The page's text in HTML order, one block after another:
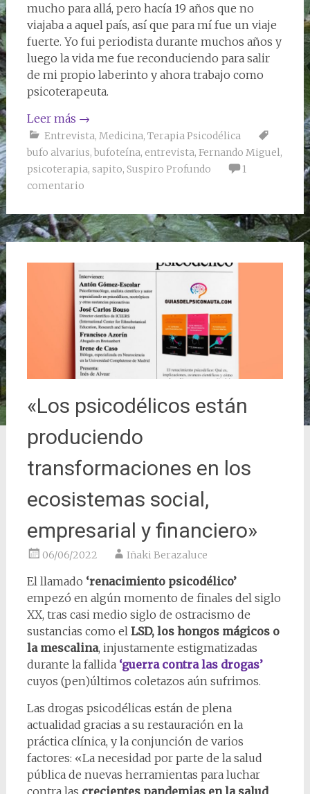
mucho para allá, pero hacía 19 años que no
viajaba a aquel país, así que para mí fue un viaje
fuerte. Yo fui periodista durante muchos años y
luego la vida me fue reconduciendo para salir
de mi propio laberinto y ahora trabajo como
psicoterapeuta.
Leer más →
Entrevista, Medicina, Terapia Psicodélica
bufo alvarius, bufoteína, entrevista, Fernando Miguel,
psicoterapia, sapito, Suspiro Profundo
1
comentario
«Los psicodélicos están
produciendo
transformaciones en los
ecosistemas social,
empresarial y financiero»
06/06/2022 Iñaki Berazaluce
El llamado ‘renacimiento psicodélico’
empezó en algún momento de finales del siglo
XX, tras casi medio siglo de ostracismo de
sustancias como el LSD, los hongos mágicos o
la mescalina, injustamente estigmatizadas
durante la fallida ‘guerra contra las drogas’
cuyos (pen)últimos coletazos aún sufrimos.
Las drogas psicodélicas están de plena
actualidad gracias a su restauración en la
práctica clínica, y la conjunción de varios
factores: «La necesidad por parte de la salud
pública de nuevas herramientas para luchar